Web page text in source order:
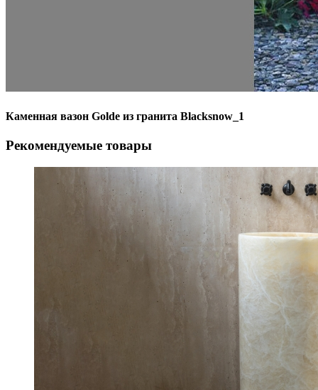
Каменная вазон Golde из гранита Blacksnow_1
Рекомендуемые товары